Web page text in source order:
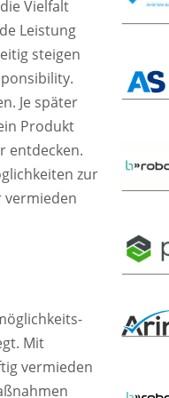
Vielfalt
Leistung
steigen
Je später
Produkt
entdecken.
zur
vermieden
Mit
vermieden